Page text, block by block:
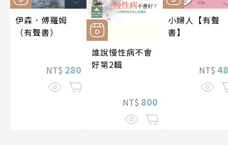
伊森．傅羅姆
（有聲書）
NT$ 280
誰說慢性病不會
好第2輯
NT$ 800
小婦人【有聲
書】
NT$